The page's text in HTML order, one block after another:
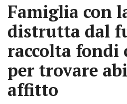
Famiglia con
distrutta dal
raccolta fondi
per trovare
affitto